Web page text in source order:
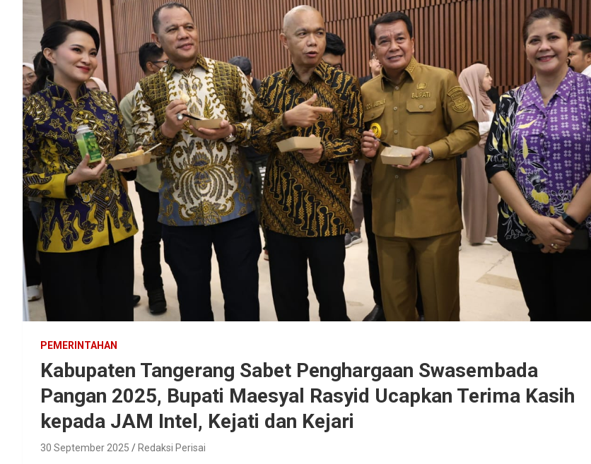
PEMERINTAHAN
Kabupaten Tangerang Sabet Penghargaan Swasembada
Pangan 2025, Bupati Maesyal Rasyid Ucapkan Terima Kasih
kepada JAM Intel, Kejati dan Kejari
30 September 2025 Redaksi Perisai